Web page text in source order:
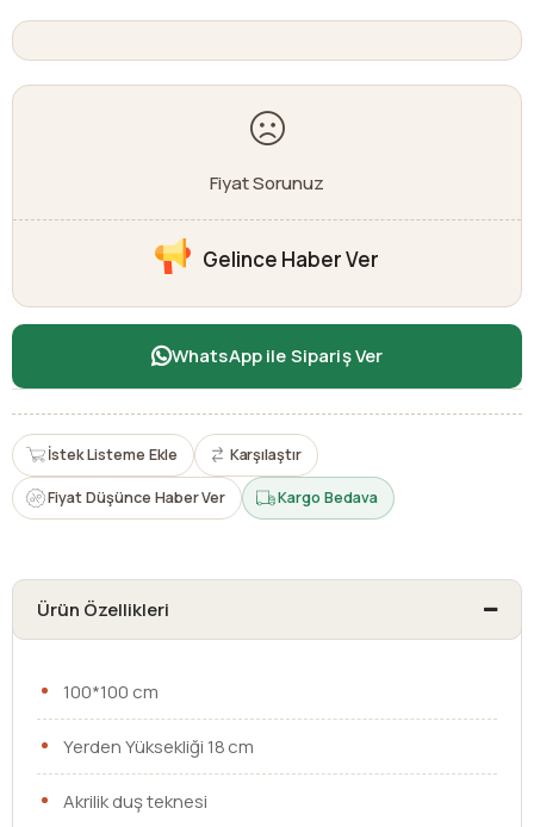
Fiyat Sorunuz
Gelince Haber Ver
WhatsApp ile Sipariş Ver
İstek Listeme Ekle Karşılaştır
Fiyat Düşünce Haber Ver Kargo Bedava
Ürün Özellikleri
100*100 cm
Yerden Yüksekliği 18 cm
Akrilik duş teknesi